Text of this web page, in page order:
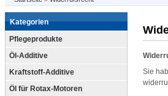
Kategorien
Pflegeprodukte
Öl-Additive
Kraftstoff-Additive
Öl für Rotax-Motoren
Sie